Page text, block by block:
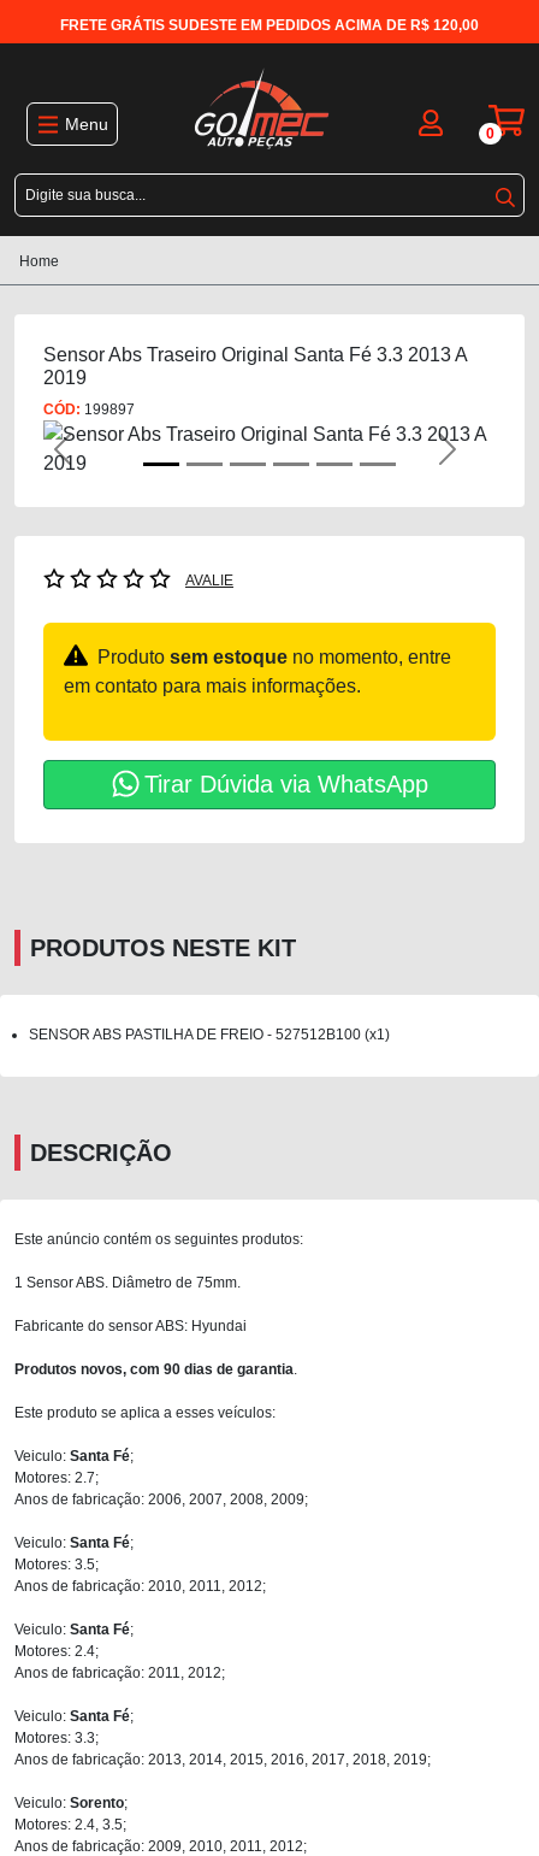
FRETE GRÁTIS SUDESTE EM PEDIDOS ACIMA DE R$ 120,00
Menu 0
Home
Sensor Abs Traseiro Original Santa Fé 3.3 2013 A
2019
CÓD: 199897
Previous Next
AVALIE
Produto sem estoque no momento, entre
em contato para mais informações.
Tirar Dúvida via WhatsApp
PRODUTOS NESTE KIT
SENSOR ABS PASTILHA DE FREIO - 527512B100 (x1)
DESCRIÇÃO
Este anúncio contém os seguintes produtos:
1 Sensor ABS. Diâmetro de 75mm.
Fabricante do sensor ABS: Hyundai
Produtos novos, com 90 dias de garantia
Este produto se aplica a esses veículos:
Veiculo: Santa Fé;
Motores: 2.7;
Anos de fabricação: 2006, 2007, 2008, 2009;
Veiculo: Santa Fé;
Motores: 3.5;
Anos de fabricação: 2010, 2011, 2012;
Veiculo: Santa Fé;
Motores: 2.4;
Anos de fabricação: 2011, 2012;
Veiculo: Santa Fé;
Motores: 3.3;
Anos de fabricação: 2013, 2014, 2015, 2016, 2017, 2018, 2019;
Veiculo: Sorento;
Motores: 2.4, 3.5;
Anos de fabricação: 2009, 2010, 2011, 2012;